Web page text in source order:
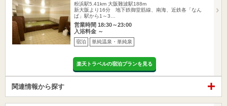
粉浜駅5.41km 大阪難波駅188m
新大阪より16分 地下鉄御堂筋線、南海、近鉄各「なん
ば」駅から1～3…
営業時間 18:30～23:00
入浴料金 ～
宿泊 単純温泉・単純泉
楽天トラベルの宿泊プランを見る
関連情報から探す